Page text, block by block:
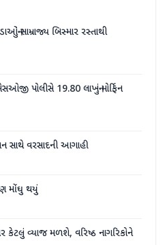
સામ્રાજ્ય બિસ્માર રસ્તાથી
પોલીસે 19.80 લાખનું મોર્ફિન
વરસાદની આગાહી
મોંઘુ થયું
કેટલું વ્યાજ મળશે, વરિષ્ઠ નાગરિકોને